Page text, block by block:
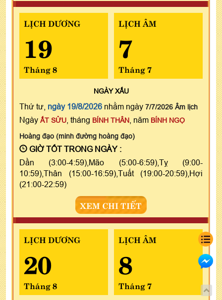
LỊCH DƯƠNG
19
Tháng 8
LỊCH ÂM
7
Tháng 7
NGÀYXẤU
Thứ tư, ngày 19/8/2026 nhằm ngày 7/7/2026 Âm lịch
Ngày ẤT SỬU , tháng BÍNH THÂN , năm BÍNH NGỌ
Hoàng đạo (minh đường hoàng đạo)
GIỜ TỐT TRONG NGÀY :
Dần (3:00-4:59),Mão (5:00-6:59),Tỵ (9:00-
10:59),Thân (15:00-16:59),Tuất (19:00-20:59),Hợi
(21:00-22:59)
XEM CHI TIẾT
LỊCH DƯƠNG
20
Tháng 8
LỊCH ÂM
8
Tháng 7